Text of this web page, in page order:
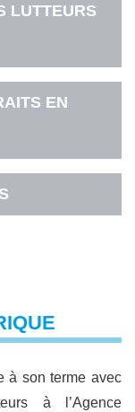
LUTTEURS
EN
à son terme avec
à l’Agence